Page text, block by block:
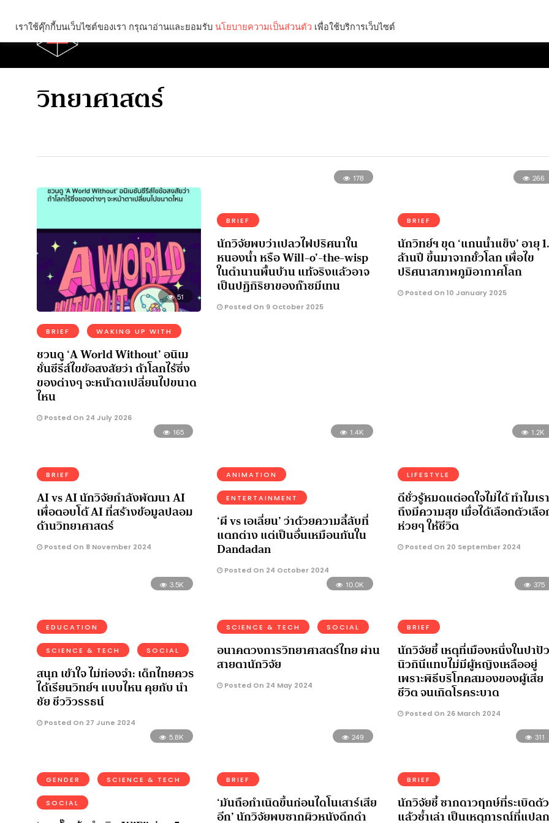
วิทยาศาสตร์
51
BRIEF WAKING UP WITH
ชวนดู ‘A World Without’ อนิเม
ชั่นซีรีส์ไขข้อสงสัยว่า ถ้าโลกไร้ซึ่ง
ของต่างๆ จะหน้าตาเปลี่ยนไปขนาด
ไหน
Posted On 24 July 2026
178
BRIEF
นักวิจัยพบว่าเปลวไฟปริศนาใน
หนองน้ำ หรือ Will-o’-the-wisp
ในตำนานพื้นบ้าน แท้จริงแล้วอาจ
เป็นปฏิกิริยาของก๊าซมีเทน
Posted On 9 October 2025
266
BRIEF
นักวิทย์ฯ ขุด ‘แกนน้ำแข็ง’ อายุ
ล้านปี ขึ้นมาจากขั้วโลก เพื่อไข
ปริศนาสภาพภูมิอากาศโลก
Posted On 10 January 2025
165
BRIEF
AI vs AI นักวิจัยกำลังพัฒนา AI
เพื่อตอบโต้ AI ที่สร้างข้อมูลปลอม
ด้านวิทยาศาสตร์
Posted On 8 November 2024
1.4K
ANIMATION
ENTERTAINMENT
‘ผี vs เอเลี่ยน’ ว่าด้วยความลี้ลับที่
แตกต่าง แต่เป็นอื่นเหมือนกันใน
Dandadan
Posted On 24 October 2024
1.2K
LIFESTYLE
ดีชั่วรู้หมดแต่อดใจไม่ได้ ทำไมเรา
ถึงมีความสุข เมื่อได้เลือกตัวเลื
ห่วยๆ ให้ชีวิต
Posted On 20 September 2024
3.5K
EDUCATION
SCIENCE & TECH SOCIAL
สนุก เข้าใจ ไม่ท่องจำ: เด็กไทยควร
ได้เรียนวิทย์ฯ แบบไหน คุยกับ นำ
ชัย ชีววิวรรธน์
Posted On 27 June 2024
10.0K
SCIENCE & TECH SOCIAL
อนาคตวงการวิทยาศาสตร์ไทย ผ่าน
สายตานักวิจัย
Posted On 24 May 2024
375
BRIEF
นักวิจัยชี้ เหตุที่เมืองหนึ่งในปาปัว
นิวกินีแทบไม่มีผู้หญิงเหลืออยู่
เพราะพิธีบริโภคสมองของผู้เสีย
ชีวิต จนเกิดโรคระบาด
Posted On 26 March 2024
5.8K
GENDER SCIENCE & TECH
SOCIAL
249
BRIEF
‘มันถือกำเนิดขึ้นก่อนไดโนเสาร์เสีย
อีก’ นักวิจัยพบซากผิวหนังดึกดํา
311
BRIEF
นักวิจัยชี้ ซากดาวฤกษ์ที่ระเบิดตั
แล้วซ้ำเล่า เป็นเหตุการณ์ที่แปลก
เราใช้คุ๊กกี้บนเว็บไซต์ของเรา กรุณาอ่านและยอมรับ นโยบายความเป็นส่วนตัว เพื่อใช้บริการเว็บไซต์